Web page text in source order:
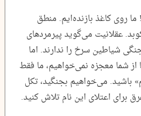
روی کاغذ بازنده‌ایم. منطق
عقلانیت می‌گوید پیرمردهای
شیاطین سرخ را ندارند. اما
از شما معجزه نمی‌خواهیم، ما فقط
باشید. می‌خواهیم بجنگید، تکل
برای اعتلای این نام تلاش کنید.